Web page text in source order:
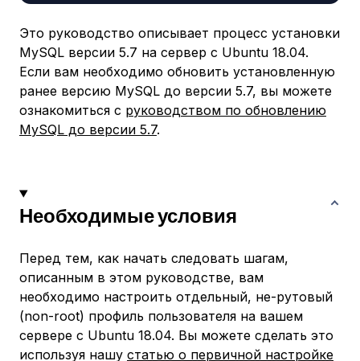
Это руководство описывает процесс установки
MySQL версии 5.7 на сервер с Ubuntu 18.04.
Если вам необходимо обновить установленную
ранее версию MySQL до версии 5.7, вы можете
ознакомиться с руководством по обновлению
MySQL до версии 5.7.
Необходимые условия
Перед тем, как начать следовать шагам,
описанным в этом руководстве, вам
необходимо настроить отдельный, не-рутовый
(non-root) профиль пользователя на вашем
сервере с Ubuntu 18.04. Вы можете сделать это
используя нашу статью о первичной настройке